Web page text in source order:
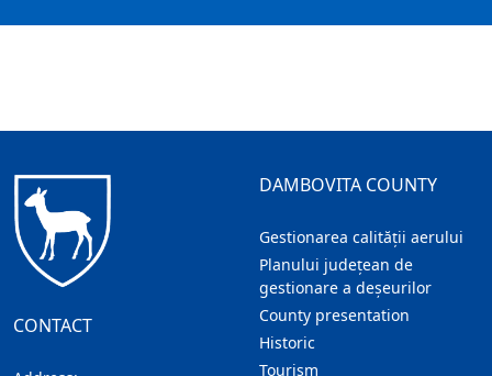
CONTACT
DAMBOVITA COUNTY
Gestionarea calității aerului
Planului județean de
gestionare a deșeurilor
County presentation
Historic
Tourism